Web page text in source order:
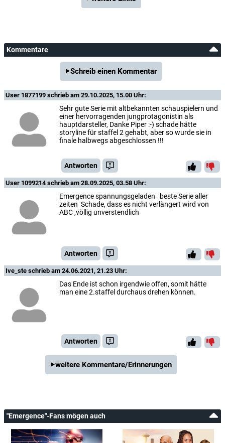
Kommentare
Schreib einen Kommentar
User 1877199 schrieb am 29.10.2025, 15.00 Uhr:
Sehr gute Serie mit altbekannten schauspielern und
einer hervorragenden jungprotagonistin als
hauptdarsteller, Danke Piper :-) schade hätte
storyline für staffel 2 gehabt, aber so wurde sie in
finale halbwegs abgeschlossen !!!
Antworten
User 1099214schrieb am 28.09.2025, 03.58 Uhr:
Emergence spannungsgeladen beste Serie aller
zeiten Schade, dass es nicht verlängert wird von
ABC ,völlig unverstendlich
Antworten
Ive_ste schrieb am 24.06.2021, 21.23 Uhr:
Das Ende ist schon irgendwie offen, somit hätte
man eine 2.staffel durchaus drehen können.
Antworten
weitere Kommentare/Erinnerungen
"Emergence"-Fans mögen auch